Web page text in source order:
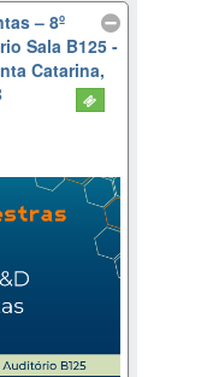
– 8º
Sala B125 -
Catarina,